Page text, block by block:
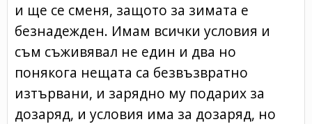
и ще се сменя, защото за зимата е
безнадежден. Имам всички условия и
съм съживявал не един и два но
понякога нещата са безвъзвратно
изтървани, и зарядно му подарих за
дозаряд, и условия има за дозаряд, но